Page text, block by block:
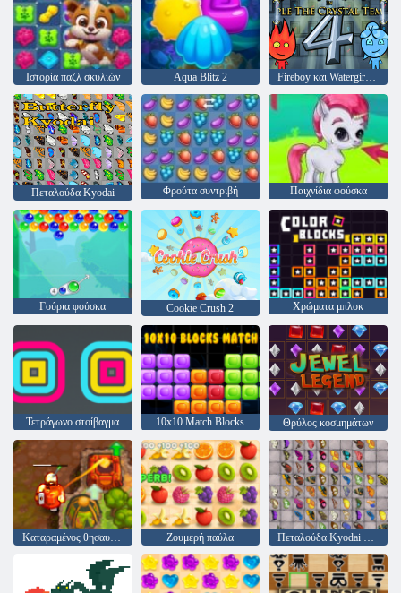
Ιστορία παζλ σκυλιών Aqua Blitz 2 Fireboy και Watergirl 4: Crystal Temple
Πεταλούδα Kyodai Φρούτα συντριβή Παιχνίδια φούσκα
Γούρια φούσκα Cookie Crush 2 Χρώματα μπλοκ
Τετράγωνο στοίβαγμα 10x10 Match Blocks Θρύλος κοσμημάτων
Καταραμένος θησαυρός 2 Ζουμερή παύλα Πεταλούδα Kyodai HD